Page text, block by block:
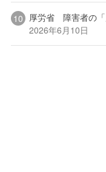
厚労省 障害者の
2026年6月10日